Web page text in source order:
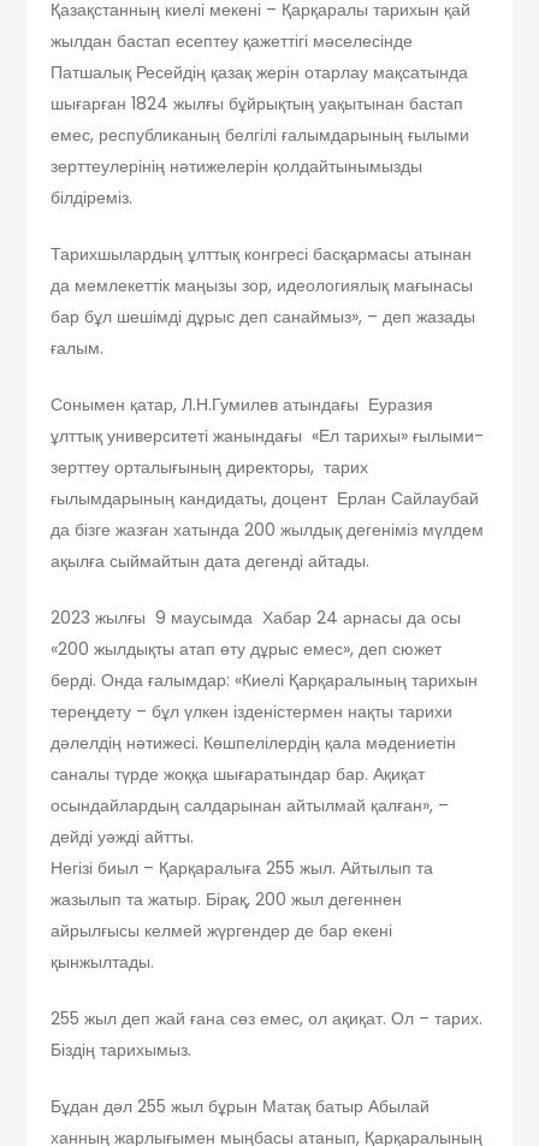
Қазақстанның киелі мекені – Қарқаралы тарихын қай
жылдан бастап есептеу қажеттігі мәселесінде
Патшалық Ресейдің қазақ жерін отарлау мақсатында
шығарған 1824 жылғы бұйрықтың уақытынан бастап
емес, республиканың белгілі ғалымдарының ғылыми
зерттеулерінің нәтижелерін қолдайтынымызды
білдіреміз.
Тарихшылардың ұлттық конгресі басқармасы атынан
да мемлекеттік маңызы зор, идеологиялық мағынасы
бар бұл шешімді дұрыс деп санаймыз», – деп жазады
ғалым.
Сонымен қатар, Л.Н.Гумилев атындағы Еуразия
ұлттық университеті жанындағы «Ел тарихы» ғылыми-
зерттеу орталығының директоры, тарих
ғылымдарының кандидаты, доцент Ерлан Сайлаубай
да бізге жазған хатында 200 жылдық дегеніміз мүлдем
ақылға сыймайтын дата дегенді айтады.
2023 жылғы 9 маусымда Хабар 24 арнасы да осы
«200 жылдықты атап өту дұрыс емес», деп сюжет
берді. Онда ғалымдар: «Киелі Қарқаралының тарихын
тереңдету – бұл үлкен ізденістермен нақты тарихи
дәлелдің нәтижесі. Көшпелілердің қала мәдениетін
саналы түрде жоққа шығаратындар бар. Ақиқат
осындайлардың салдарынан айтылмай қалған», –
дейді уәжді айтты.
Негізі биыл – Қарқаралыға 255 жыл. Айтылып та
жазылып та жатыр. Бірақ, 200 жыл дегеннен
айрылғысы келмей жүргендер де бар екені
қынжылтады.
255 жыл деп жай ғана сөз емес, ол ақиқат. Ол – тарих.
Біздің тарихымыз.
Бұдан дәл 255 жыл бұрын Матақ батыр Абылай
ханның жарлығымен мыңбасы атанып, Қарқаралының